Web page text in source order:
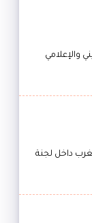
والإعلامي
داخل لجنة